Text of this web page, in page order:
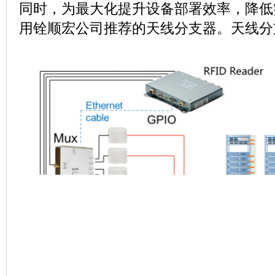
同时，为最大化提升设备部署效率，降
用铨顺宏公司推荐的天线分支器。天线